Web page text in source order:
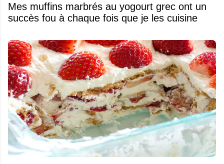
Mes muffins marbrés au yogourt grec ont un
succès fou à chaque fois que je les cuisine